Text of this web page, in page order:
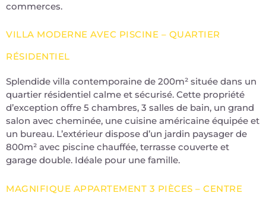
commerces.
VILLA MODERNE AVEC PISCINE – QUARTIER
RÉSIDENTIEL
Splendide villa contemporaine de 200m² située dans un
quartier résidentiel calme et sécurisé. Cette propriété
d’exception offre 5 chambres, 3 salles de bain, un grand
salon avec cheminée, une cuisine américaine équipée et
un bureau. L’extérieur dispose d’un jardin paysager de
800m² avec piscine chauffée, terrasse couverte et
garage double. Idéale pour une famille.
MAGNIFIQUE APPARTEMENT 3 PIÈCES – CENTRE